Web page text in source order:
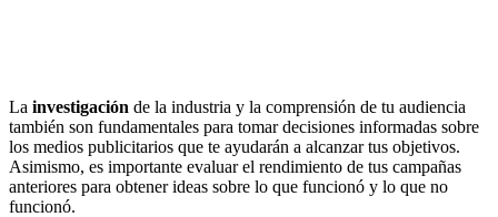
La investigación de la industria y la comprensión de tu audiencia
también son fundamentales para tomar decisiones informadas sobre
los medios publicitarios que te ayudarán a alcanzar tus objetivos.
Asimismo, es importante evaluar el rendimiento de tus campañas
anteriores para obtener ideas sobre lo que funcionó y lo que no
funcionó.